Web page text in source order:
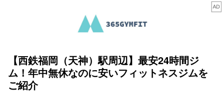
【西鉄福岡（天神）駅周辺】最安24時間ジ
ム！年中無休なのに安いフィットネスジムを
ご紹介